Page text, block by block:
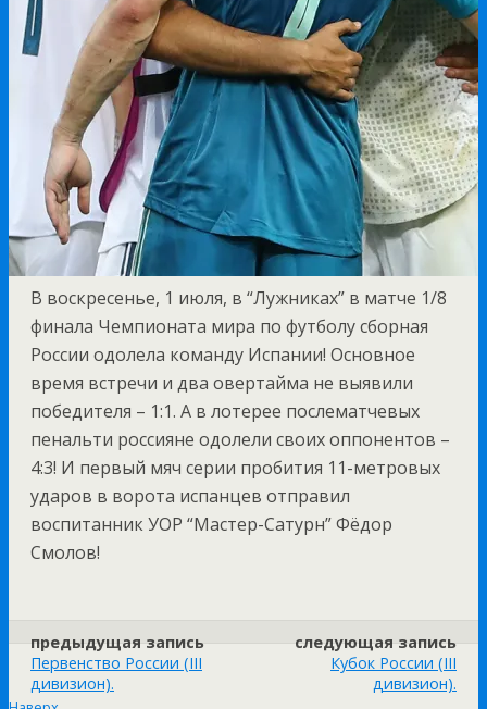
В воскресенье, 1 июля, в “Лужниках” в матче 1/8
финала Чемпионата мира по футболу сборная
России одолела команду Испании! Основное
время встречи и два овертайма не выявили
победителя – 1:1. А в лотерее послематчевых
пенальти россияне одолели своих оппонентов –
4:3! И первый мяч серии пробития 11-метровых
ударов в ворота испанцев отправил
воспитанник УОР “Мастер-Сатурн” Фёдор
Смолов!
предыдущая запись
Первенство России (III
дивизион).
следующая запись
Кубок России (III
дивизион).